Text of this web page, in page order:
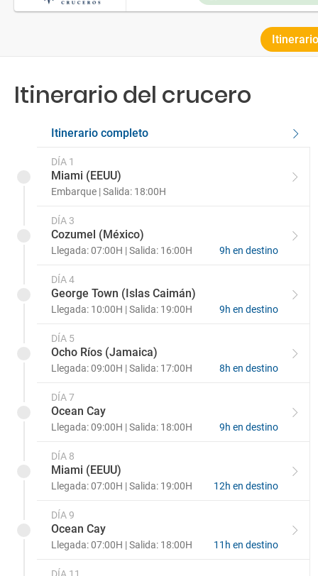
Itinerario
Itinerario del crucero
Itinerario completo
DÍA 1
Miami (EEUU)
Embarque | Salida: 18:00H
DÍA 3
Cozumel (México)
Llegada: 07:00H | Salida: 16:00H 9h en destino
DÍA 4
George Town (Islas Caimán)
Llegada: 10:00H | Salida: 19:00H 9h en destino
DÍA 5
Ocho Ríos (Jamaica)
Llegada: 09:00H | Salida: 17:00H 8h en destino
DÍA 7
Ocean Cay
Llegada: 09:00H | Salida: 18:00H 9h en destino
DÍA 8
Miami (EEUU)
Llegada: 07:00H | Salida: 19:00H 12h en destino
DÍA 9
Ocean Cay
Llegada: 07:00H | Salida: 18:00H 11h en destino